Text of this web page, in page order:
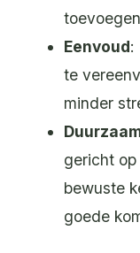
Eenvoud:
te
minder
gericht
bewuste
goede